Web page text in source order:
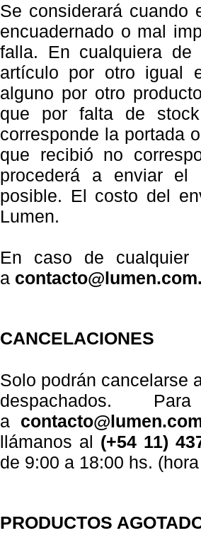
Se considerará cuando
encuadernado o mal
falla. En cualquiera
artículo por otro igual
alguno por otro
que por falta de
corresponde la portada
que recibió no
procederá a enviar el
posible. El costo del
Lumen.
En caso de cualquier
a
CANCELACIONES
Solo podrán cancelarse
despachados.
a
llámanos al (+54 11)
de 9:00 a 18:00 hs.
PRODUCTOS